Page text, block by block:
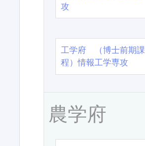
攻
工学府 （博士前期課
程）情報工学専攻
農学府